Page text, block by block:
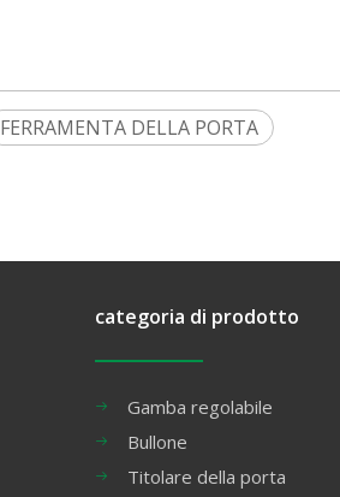
FERRAMENTA DELLA PORTA
categoria di prodotto
Gamba regolabile
Bullone
Titolare della porta